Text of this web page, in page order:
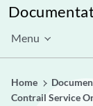
Menu
Home
Contrail Service